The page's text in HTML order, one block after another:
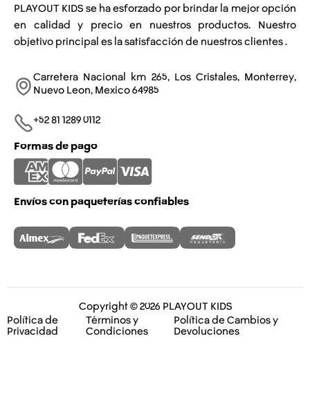
PLAYOUT KIDS se ha esforzado por brindar la mejor opción
en calidad y precio en nuestros productos. Nuestro
objetivo principal es la satisfacción de nuestros clientes .
Carretera Nacional km 265, Los Cristales, Monterrey,
Nuevo Leon, Mexico 64985
+52 81 1289 0112​
Formas de pago
Envíos con paqueterías confiables
Copyright © 2026 PLAYOUT KIDS
Política de
Privacidad
Términos y
Condiciones
Política de Cambios y
Devoluciones